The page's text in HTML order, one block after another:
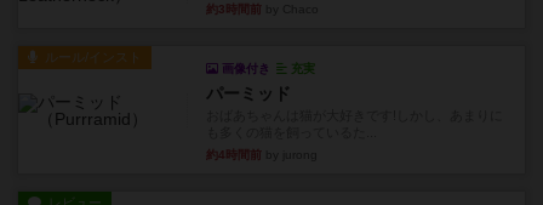
約3時間前
ルール/インスト
画像付き 充実
パーミッド
約4時間前